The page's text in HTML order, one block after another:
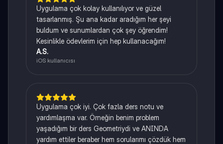
Uygulama çok kolay kullanılıyor ve güzel
tasarlanmış. Şu ana kadar aradığım her şeyi
buldum ve sunumlardan çok şey öğrendim!
Kesinlikle ödevlerim için hep kullanacağım!
A.S.
iOS kullanıcısı
Uygulama çok iyi. Çok fazla ders notu ve
yardımlaşma var. Örneğin benim problem
yaşadığım bir ders Geometriydi ve ANINDA
yardım ettiler beraber hem sorularımı çözdük hem